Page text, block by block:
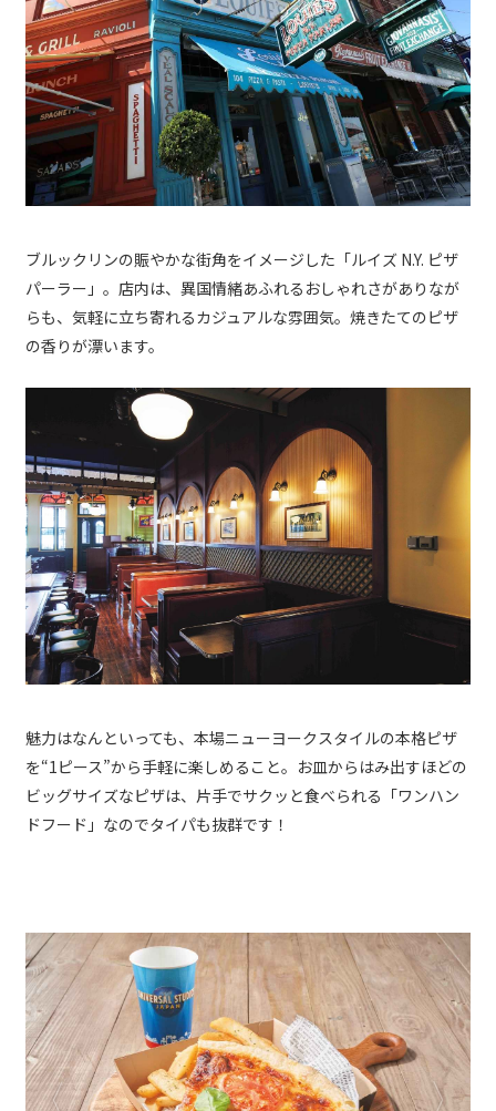
ブルックリンの賑やかな街角をイメージした「ルイズ N.Y. ピザ
パーラー」。店内は、異国情緒あふれるおしゃれさがありなが
らも、気軽に立ち寄れるカジュアルな雰囲気。焼きたてのピザ
の香りが漂います。
魅力はなんといっても、本場ニューヨークスタイルの本格ピザ
を“1ピース”から手軽に楽しめること。お皿からはみ出すほどの
ビッグサイズなピザは、片手でサクッと食べられる「ワンハン
ドフード」なのでタイパも抜群です！